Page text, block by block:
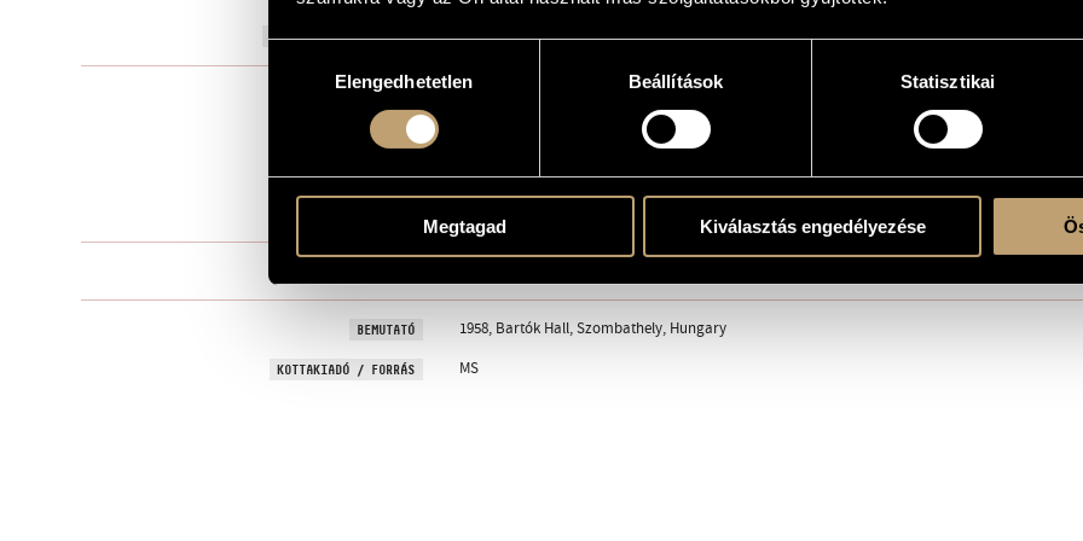
kiválasztásaElengedhetetlen Beállítások Statisztikai
Megtagad Kiválasztás engedélyezése
A MŰ KELETKEZÉSI ÉVE 1957
TÍPUS Szólóhangszerre
ELŐADÓK SZÁMA
ELŐADÓI APPARÁTUS pf.
BEMUTATÓ 1958, Bartók Hall, Szombathely, Hungary
KOTTAKIADÓ / FORRÁS MS